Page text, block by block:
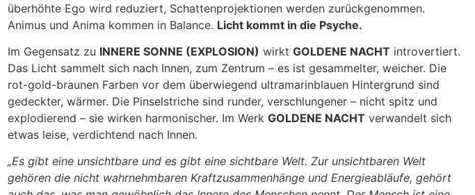
überhöhte Ego wird reduziert, Schattenprojektionen werden zurückgenommen.
Animus und Anima kommen in Balance. Licht kommt in die Psyche.
Im Gegensatz zu INNERE SONNE (EXPLOSION) wirkt GOLDENE NACHT introvertiert.
Das Licht sammelt sich nach Innen, zum Zentrum – es ist gesammelter, weicher. Die
rot-gold-braunen Farben vor dem überwiegend ultramarinblauen Hintergrund sind
gedeckter, wärmer. Die Pinselstriche sind runder, verschlungener – nicht spitz und
explodierend – sie wirken harmonischer. Im Werk GOLDENE NACHT verwandelt sich
etwas leise, verdichtend nach Innen.
„Es gibt eine unsichtbare und es gibt eine sichtbare Welt. Zur unsichtbaren Welt
gehören die nicht wahrnehmbaren Kraftzusammenhänge und Energieabläufe, gehört